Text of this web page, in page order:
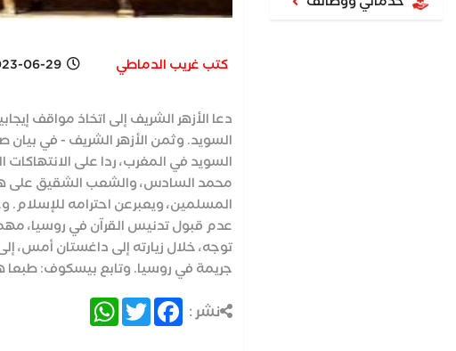
كتب غريب الدماطي 06-29
دعا الأزهر الشريف إلى اتخاذ مواقف
السويد. وثمن الأزهر الشريف - في
السويد في المغرب، ردا على
محمد السادس، والشعب الشقيق على
المسلمين، ويعبرعن احترامه
عدم قبول تدنيس القرآن في روسيا،
توجه، خلال زيارته إلى داغستان أمس،
جريمة في روسيا. وتابع بيسكوف: طبعا
نشر : Facebook
Twitter
WhatsApp